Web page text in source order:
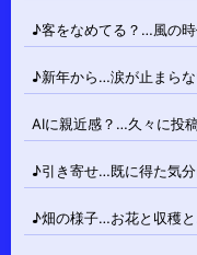
♪客をなめてる？…風の
♪新年から…涙が止まら
AIに親近感？…久々に投
♪引き寄せ…既に得た気
♪畑の様子…お花と収穫